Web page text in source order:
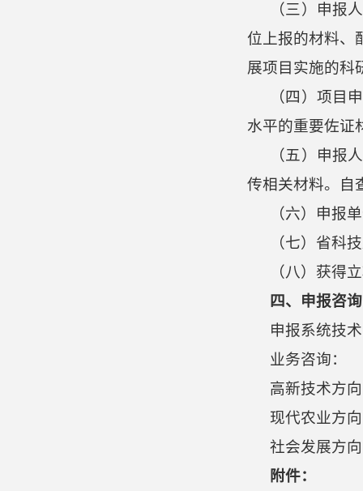
（三）申报
位上报的材料、
展项目实施的科
（四）项目
水平的重要佐证
（五）申报
传相关材料。自
（六）申报
（七）省科
（八）获得
四、申报咨
申报系统技
业务咨询：
高新技术方
现代农业方
社会发展方
附件：